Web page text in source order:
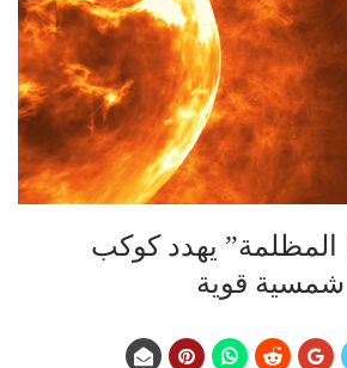
المظلمة” يهدد كوكب
شمسية قوية